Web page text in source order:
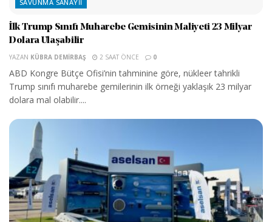
SAVUNMA SANAYII
İlk Trump Sınıfı Muharebe Gemisinin Maliyeti 23 Milyar
Dolara Ulaşabilir
YAZAN KÜBRA DEMIRBAŞ 2 SAAT ÖNCE 0
ABD Kongre Bütçe Ofisi’nin tahminine göre, nükleer tahrikli
Trump sınıfı muharebe gemilerinin ilk örneği yaklaşık 23 milyar
dolara mal olabilir....